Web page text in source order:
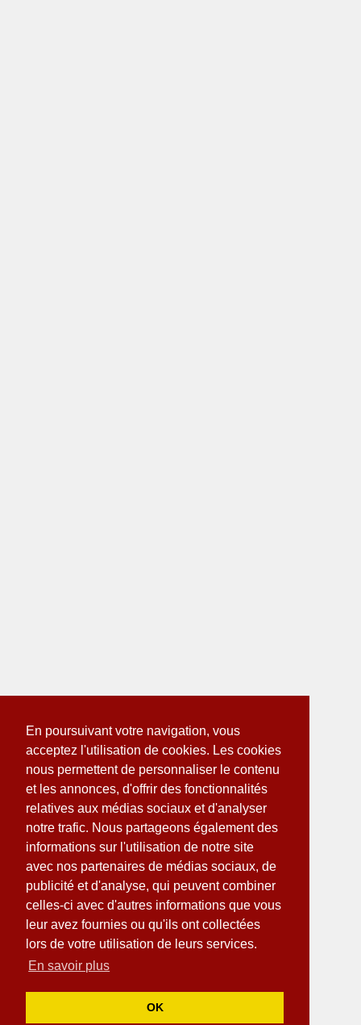
En poursuivant votre navigation, vous
acceptez l'utilisation de cookies. Les cookies
nous permettent de personnaliser le contenu
et les annonces, d'offrir des fonctionnalités
relatives aux médias sociaux et d'analyser
notre trafic. Nous partageons également des
informations sur l'utilisation de notre site
avec nos partenaires de médias sociaux, de
publicité et d'analyse, qui peuvent combiner
celles-ci avec d'autres informations que vous
leur avez fournies ou qu'ils ont collectées
lors de votre utilisation de leurs services.
En savoir plus
OK